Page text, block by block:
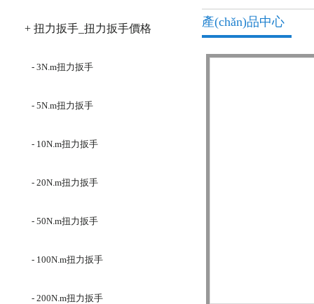
+ 扭力扳手_扭力扳手價格
- 3N.m扭力扳手
- 5N.m扭力扳手
- 10N.m扭力扳手
- 20N.m扭力扳手
- 50N.m扭力扳手
- 100N.m扭力扳手
- 200N.m扭力扳手
產(chǎn)品中心